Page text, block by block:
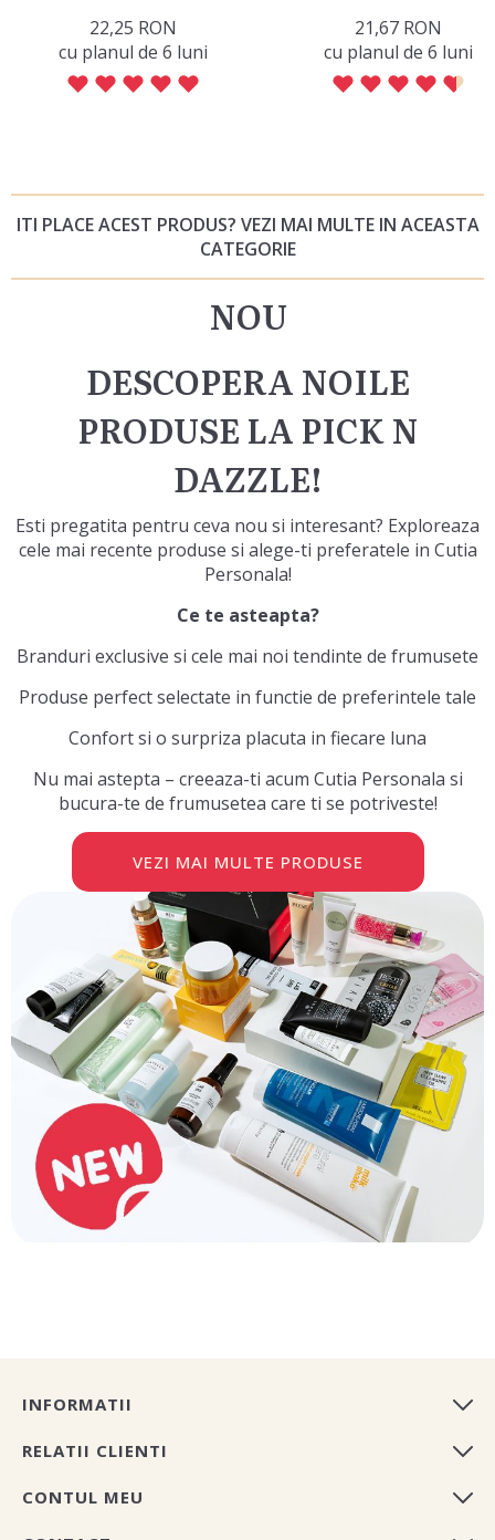
22,25 RON
сu planul de 6 luni
21,67 RON
сu planul de 6 luni
ITI PLACE ACEST PRODUS? VEZI MAI MULTE IN ACEASTA
CATEGORIE
NOU
DESCOPERA NOILE
PRODUSE LA PICK N
DAZZLE!
Esti pregatita pentru ceva nou si interesant? Exploreaza
cele mai recente produse si alege-ti preferatele in Cutia
Personala!
Ce te asteapta?
Branduri exclusive si cele mai noi tendinte de frumusete
Produse perfect selectate in functie de preferintele tale
Confort si o surpriza placuta in fiecare luna
Nu mai astepta – creeaza-ti acum Cutia Personala si
bucura-te de frumusetea care ti se potriveste!
VEZI MAI MULTE PRODUSE
INFORMATII
RELATII CLIENTI
CONTUL MEU